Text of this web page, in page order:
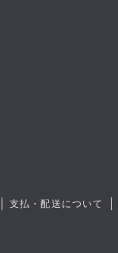
支払・配送について